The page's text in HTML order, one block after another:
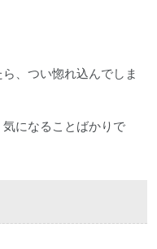
、つい惚れ込んでしま
になることばかりで